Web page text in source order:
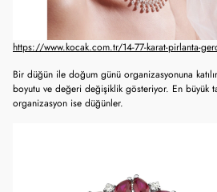
https://www.kocak.com.tr/14-77-karat-pirlanta-
Bir düğün ile doğum günü organizasyonuna
boyutu ve değeri değişiklik gösteriyor. En büyük
organizasyon ise düğünler.